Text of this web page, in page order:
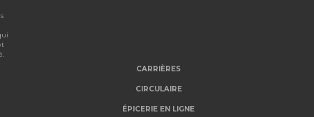
CARRIÈRES
CIRCULAIRE
ÉPICERIE EN LIGNE